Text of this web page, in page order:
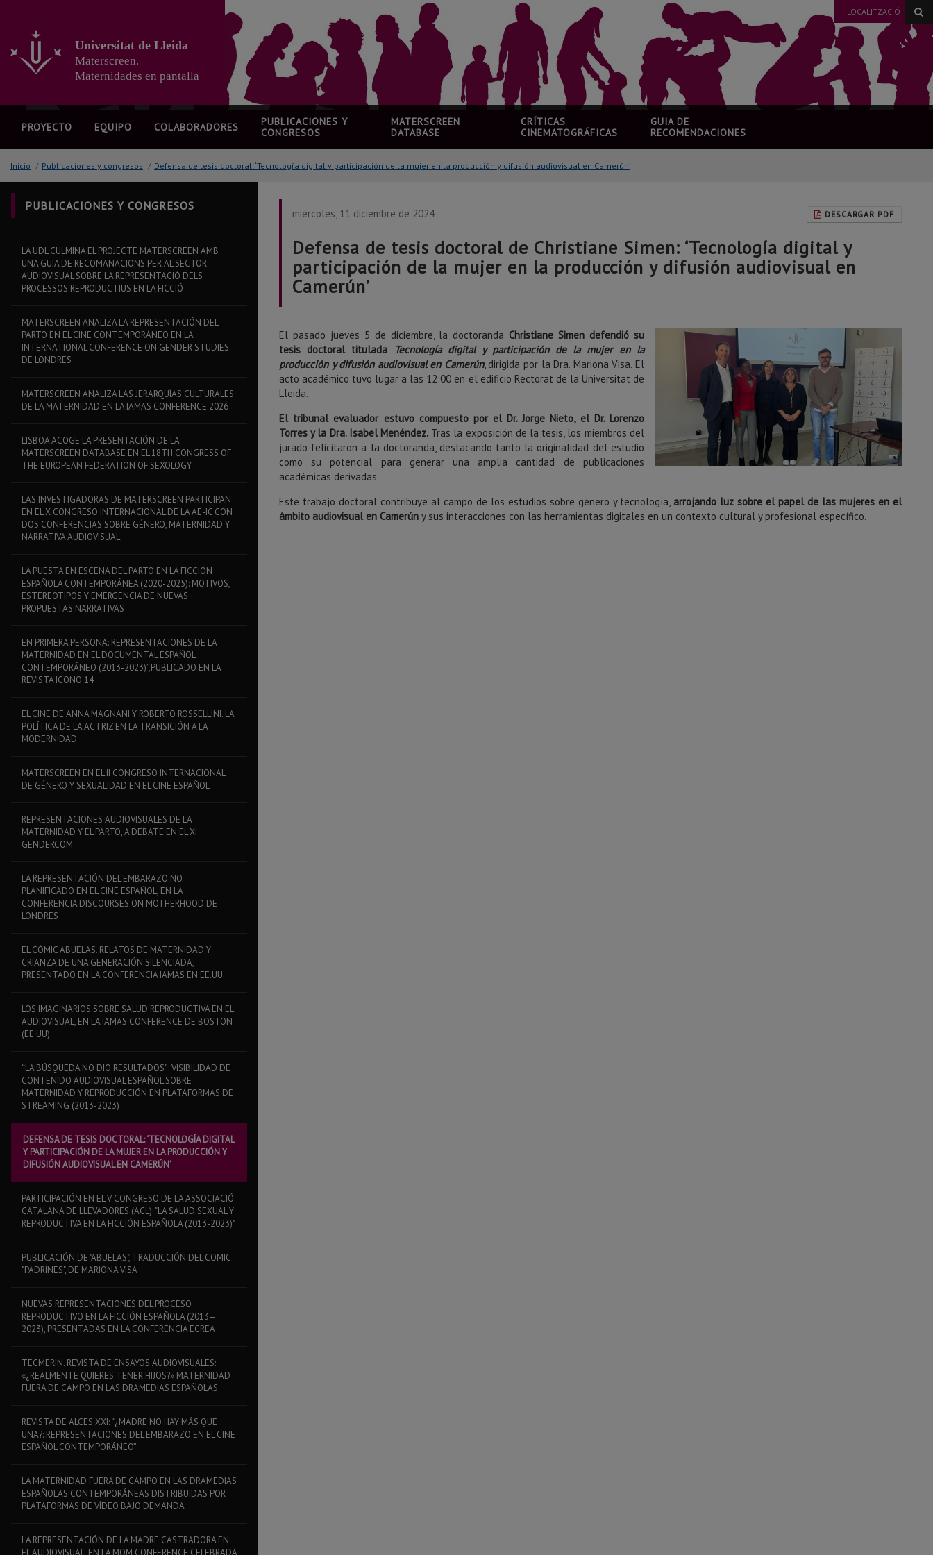
contenido
principal
LOCALITZACIÓ
Universitat de Lleida
Materscreen.
Maternidades en pantalla
PROYECTO EQUIPO COLABORADORES
PUBLICACIONES Y
CONGRESOS
MATERSCREEN
DATABASE
CRÍTICAS
CINEMATOGRÁFICAS
GUIA DE
RECOMENDACIONES
Inicio / Publicaciones y congresos / Defensa de tesis doctoral: ‘Tecnología digital y participación de la mujer en la producción y difusión audiovisual en Camerún’
PUBLICACIONES Y CONGRESOS
LA UDL CULMINA EL PROJECTE MATERSCREEN AMB
UNA GUIA DE RECOMANACIONS PER AL SECTOR
AUDIOVISUAL SOBRE LA REPRESENTACIÓ DELS
PROCESSOS REPRODUCTIUS EN LA FICCIÓ
MATERSCREEN ANALIZA LA REPRESENTACIÓN DEL
PARTO EN EL CINE CONTEMPORÁNEO EN LA
INTERNATIONAL CONFERENCE ON GENDER STUDIES
DE LONDRES
MATERSCREEN ANALIZA LAS JERARQUÍAS CULTURALES
DE LA MATERNIDAD EN LA IAMAS CONFERENCE 2026
LISBOA ACOGE LA PRESENTACIÓN DE LA
MATERSCREEN DATABASE EN EL 18TH CONGRESS OF
THE EUROPEAN FEDERATION OF SEXOLOGY
LAS INVESTIGADORAS DE MATERSCREEN PARTICIPAN
EN EL X CONGRESO INTERNACIONAL DE LA AE-IC CON
DOS CONFERENCIAS SOBRE GÉNERO, MATERNIDAD Y
NARRATIVA AUDIOVISUAL
LA PUESTA EN ESCENA DEL PARTO EN LA FICCIÓN
ESPAÑOLA CONTEMPORÁNEA (2020-2025): MOTIVOS,
ESTEREOTIPOS Y EMERGENCIA DE NUEVAS
PROPUESTAS NARRATIVAS
EN PRIMERA PERSONA: REPRESENTACIONES DE LA
MATERNIDAD EN EL DOCUMENTAL ESPAÑOL
CONTEMPORÁNEO (2013-2023)”,PUBLICADO EN LA
REVISTA ICONO 14
EL CINE DE ANNA MAGNANI Y ROBERTO ROSSELLINI. LA
POLÍTICA DE LA ACTRIZ EN LA TRANSICIÓN A LA
MODERNIDAD
MATERSCREEN EN EL II CONGRESO INTERNACIONAL
DE GÉNERO Y SEXUALIDAD EN EL CINE ESPAÑOL
REPRESENTACIONES AUDIOVISUALES DE LA
MATERNIDAD Y EL PARTO, A DEBATE EN EL XI
GENDERCOM
LA REPRESENTACIÓN DEL EMBARAZO NO
PLANIFICADO EN EL CINE ESPAÑOL, EN LA
CONFERENCIA DISCOURSES ON MOTHERHOOD DE
LONDRES
EL CÓMIC ABUELAS. RELATOS DE MATERNIDAD Y
CRIANZA DE UNA GENERACIÓN SILENCIADA,
PRESENTADO EN LA CONFERENCIA IAMAS EN EE.UU.
LOS IMAGINARIOS SOBRE SALUD REPRODUCTIVA EN EL
AUDIOVISUAL, EN LA IAMAS CONFERENCE DE BOSTON
(EE.UU).
“LA BÚSQUEDA NO DIO RESULTADOS”: VISIBILIDAD DE
CONTENIDO AUDIOVISUAL ESPAÑOL SOBRE
MATERNIDAD Y REPRODUCCIÓN EN PLATAFORMAS DE
STREAMING (2013-2023)
DEFENSA DE TESIS DOCTORAL: ‘TECNOLOGÍA DIGITAL
Y PARTICIPACIÓN DE LA MUJER EN LA PRODUCCIÓN Y
DIFUSIÓN AUDIOVISUAL EN CAMERÚN’
PARTICIPACIÓN EN EL V CONGRESO DE LA ASSOCIACIÓ
CATALANA DE LLEVADORES (ACL): "LA SALUD SEXUAL Y
REPRODUCTIVA EN LA FICCIÓN ESPAÑOLA (2013-2023)"
PUBLICACIÓN DE "ABUELAS", TRADUCCIÓN DEL COMIC
"PADRINES", DE MARIONA VISA
NUEVAS REPRESENTACIONES DEL PROCESO
REPRODUCTIVO EN LA FICCIÓN ESPAÑOLA (2013–
2023), PRESENTADAS EN LA CONFERENCIA ECREA
TECMERIN. REVISTA DE ENSAYOS AUDIOVISUALES:
«¿REALMENTE QUIERES TENER HIJOS?» MATERNIDAD
FUERA DE CAMPO EN LAS DRAMEDIAS ESPAÑOLAS
REVISTA DE ALCES XXI: “¿MADRE NO HAY MÁS QUE
UNA?: REPRESENTACIONES DEL EMBARAZO EN EL CINE
ESPAÑOL CONTEMPORÁNEO”
LA MATERNIDAD FUERA DE CAMPO EN LAS DRAMEDIAS
ESPAÑOLAS CONTEMPORÁNEAS DISTRIBUIDAS POR
PLATAFORMAS DE VÍDEO BAJO DEMANDA
LA REPRESENTACIÓN DE LA MADRE CASTRADORA EN
EL AUDIOVISUAL, EN LA MOM CONFERENCE CELEBRADA
DESCARGAR PDF
miércoles, 11 diciembre de 2024
Defensa de tesis doctoral de Christiane Simen: ‘Tecnología digital y
participación de la mujer en la producción y difusión audiovisual en
Camerún’
El pasado jueves 5 de diciembre, la doctoranda Christiane Simen defendió su
tesis doctoral titulada
Tecnología digital y participación de la mujer en la
producción y difusión audiovisual en Camerún, dirigida por la Dra. Mariona Visa. El
acto académico tuvo lugar a las 12:00 en el edificio Rectorat de la Universitat de
Lleida.
El tribunal evaluador estuvo compuesto por el Dr. Jorge Nieto, el Dr. Lorenzo
Torres y la Dra. Isabel Menéndez. Tras la exposición de la tesis, los miembros del
jurado felicitaron a la doctoranda, destacando tanto la originalidad del estudio
como su potencial para generar una amplia cantidad de publicaciones
académicas derivadas.
Este trabajo doctoral contribuye al campo de los estudios sobre género y tecnología, arrojando luz sobre el papel de las mujeres en el
ámbito audiovisual en Camerún y sus interacciones con las herramientas digitales en un contexto cultural y profesional específico.